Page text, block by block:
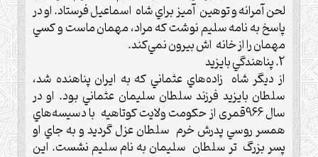
لحن آمرانه و توهين آميز براي شاه اسماعيل فرستاد.‌ او در
پاسخ به نامه سليم نوشت كه مراد، مهمان ماست و كسي
مهمان را از خانه اش بيرون نمي‌كند.‌
2‌. پناهندگي بايزيد
از ديگر شاه زاده‌هاي عثماني كه به ايران پناهنده شد،
سلطان بايزيد فرزند سلطان سليمان عثماني بود.‌ او در
سال 966قمری از حكومت ولايت كوتاهيه با دسيسه‌هاي
همسر روسي پدرش خرم سلطان عزل گرديد و به جاي او
پسر بزرگ تر سلطان سليمان به نام سليم نشست. اين